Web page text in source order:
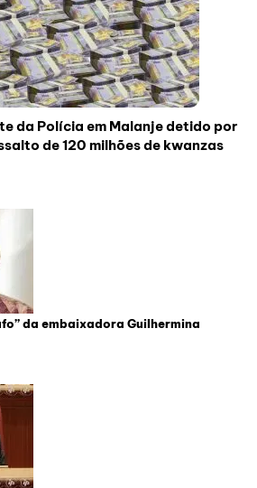
da Polícia em Malanje detido por
de 120 milhões de kwanzas
da embaixadora Guilhermina